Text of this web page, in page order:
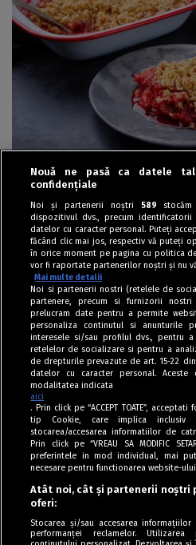
Dulciuri
Crumble cu rubarbă și
Tag
Program
Politica de
Nouă ne pasă ca datele
confidențiale
Noi și partenerii noștri 589
dispozitivul dvs., precum
datelor cu caracter personal. Puteți
făcând clic mai jos, respectiv vă puteți
în orice moment pe pagina cu politica
vor fi raportate partenerilor noștri și nu
Mai multe detalii
Noi si partenerii nostri (retelele de
partenere, precum si furnizorii
prelucram date pentru a permite
personaliza continutul si anunturile
interesele si/sau profilul dvs., pentru
retelelor de socializare si pentru a
de drepturile prevazute de art. 15-22
datelor cu caracter personal.
modalitatea indicata
aici
. Prin click pe “ACCEPT TOATE”,
tip Cookie, care implica
stocarea/accesarea informatiilor de
Prin click pe “VREAU SA MODIFIC
preferintele in mod individual, mai
necesare pentru functionarea website-
Atât noi, cât și partenerii noștri
oferi:
Stocarea și/sau accesarea
performanței reclamelor.